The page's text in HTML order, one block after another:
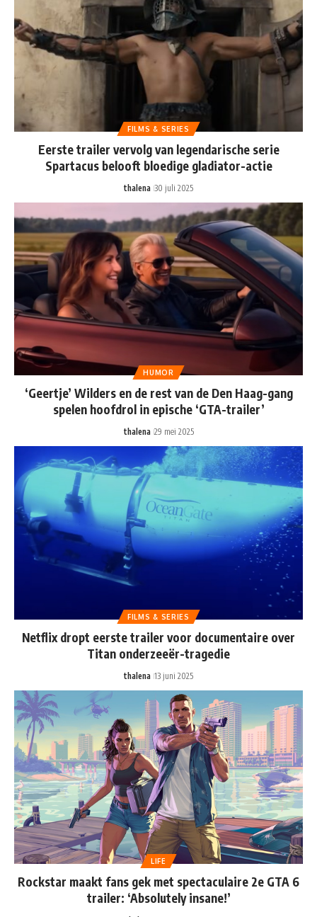
FILMS & SERIES
Eerste trailer vervolg van legendarische serie
Spartacus belooft bloedige gladiator-actie
thalena 30 juli 2025
HUMOR
‘Geertje’ Wilders en de rest van de Den Haag-gang
spelen hoofdrol in epische ‘GTA-trailer’
thalena 29 mei 2025
FILMS & SERIES
Netflix dropt eerste trailer voor documentaire over
Titan onderzeeër-tragedie
thalena 13 juni 2025
LIFE
Rockstar maakt fans gek met spectaculaire 2e GTA 6
trailer: ‘Absolutely insane!’